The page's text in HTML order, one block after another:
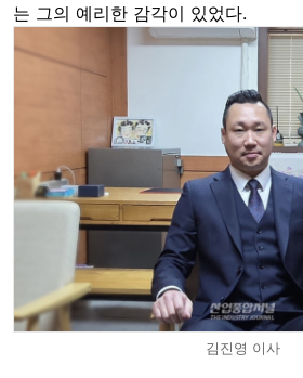
는 그의 예리한 감각이 있었다.
김진영 이사